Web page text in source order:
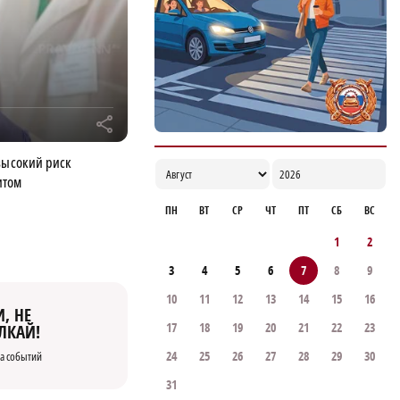
r
риск
НЕ
событий
14:49
ПН ВТ СР ЧТ ПТ СБ ВС
1
2
3
4 5 6 7 8
9
10
11 12 13 14 15
16
17
18 19 20 21 22
23
24
25 26 27 28 29
30
31